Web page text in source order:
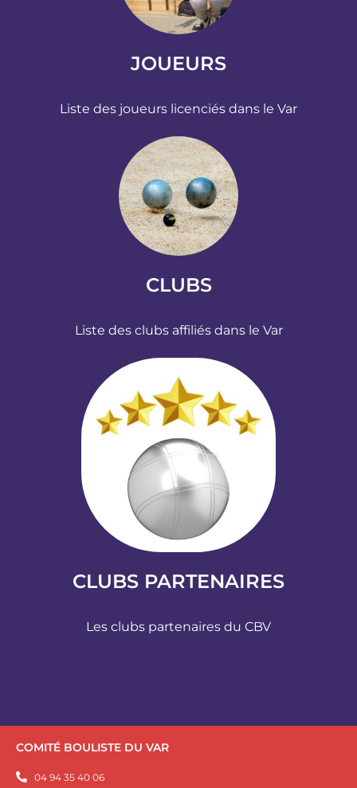
JOUEURS
Liste des joueurs licenciés dans le Var
CLUBS
Liste des clubs affiliés dans le Var
CLUBS PARTENAIRES
Les clubs partenaires du CBV
COMITÉ BOULISTE DU VAR
04 94 35 40 06